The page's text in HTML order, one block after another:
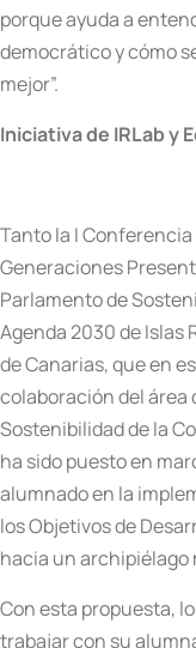
porque ayuda a
democrático y cómo
mejor”.
Iniciativa de IRLab y
Tanto la I
Generaciones
Parlamento de
Agenda 2030 de Islas
de Canarias, que en
colaboración del área
Sostenibilidad de la
ha sido puesto en
alumnado en la
los Objetivos de
hacia un archipiélago
Con esta propuesta,
trabajar con su